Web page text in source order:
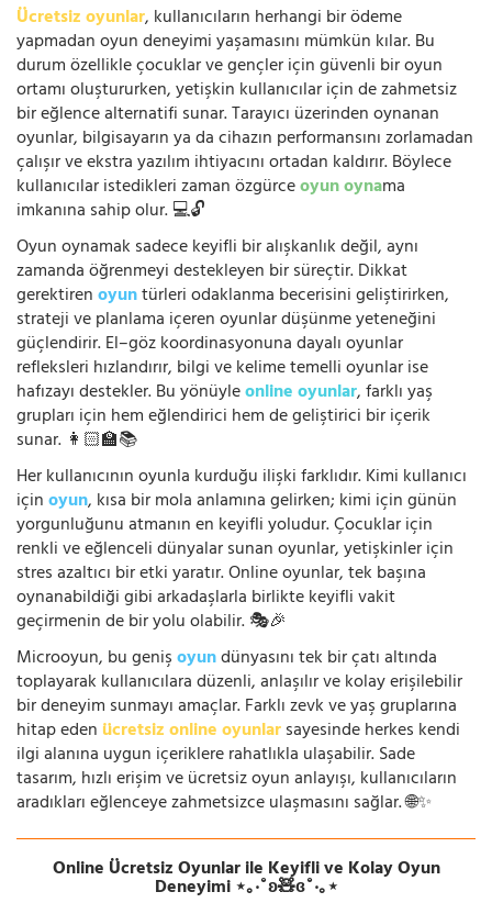
Ücretsiz oyunlar, kullanıcıların herhangi bir ödeme
yapmadan oyun deneyimi yaşamasını mümkün kılar. Bu
durum özellikle çocuklar ve gençler için güvenli bir oyun
ortamı oluştururken, yetişkin kullanıcılar için de zahmetsiz
bir eğlence alternatifi sunar. Tarayıcı üzerinden oynanan
oyunlar, bilgisayarın ya da cihazın performansını zorlamadan
çalışır ve ekstra yazılım ihtiyacını ortadan kaldırır. Böylece
kullanıcılar istedikleri zaman özgürceoyun oynama
imkanına sahip olur. 💻🔓
Oyun oynamak sadece keyifli bir alışkanlık değil, aynı
zamanda öğrenmeyi destekleyen bir süreçtir. Dikkat
gerektirenoyuntürleri odaklanma becerisini geliştirirken,
strateji ve planlama içeren oyunlar düşünme yeteneğini
güçlendirir. El–göz koordinasyonuna dayalı oyunlar
refleksleri hızlandırır, bilgi ve kelime temelli oyunlar ise
hafızayı destekler. Bu yönüyleonline oyunlar, farklı yaş
grupları için hem eğlendirici hem de geliştirici bir içerik
sunar. 👩🏻‍🏫📚
Her kullanıcının oyunla kurduğu ilişki farklıdır. Kimi kullanıcı
içinoyun, kısa bir mola anlamına gelirken; kimi için günün
yorgunluğunu atmanın en keyifli yoludur. Çocuklar için
renkli ve eğlenceli dünyalar sunan oyunlar, yetişkinler için
stres azaltıcı bir etki yaratır. Online oyunlar, tek başına
oynanabildiği gibi arkadaşlarla birlikte keyifli vakit
geçirmenin de bir yolu olabilir. 🎭🎉
Microoyun, bu genişoyundünyasını tek bir çatı altında
toplayarak kullanıcılara düzenli, anlaşılır ve kolay erişilebilir
bir deneyim sunmayı amaçlar. Farklı zevk ve yaş gruplarına
hitap eden ücretsiz online oyunlarsayesinde herkes kendi
ilgi alanına uygun içeriklere rahatlıkla ulaşabilir. Sade
tasarım, hızlı erişim ve ücretsiz oyun anlayışı, kullanıcıların
aradıkları eğlenceye zahmetsizce ulaşmasını sağlar. 🌐✨
Online Ücretsiz Oyunlar ile Keyifli ve Kolay Oyun
Deneyimi ⋆｡‧˚ʚ🧸ɞ˚‧｡⋆